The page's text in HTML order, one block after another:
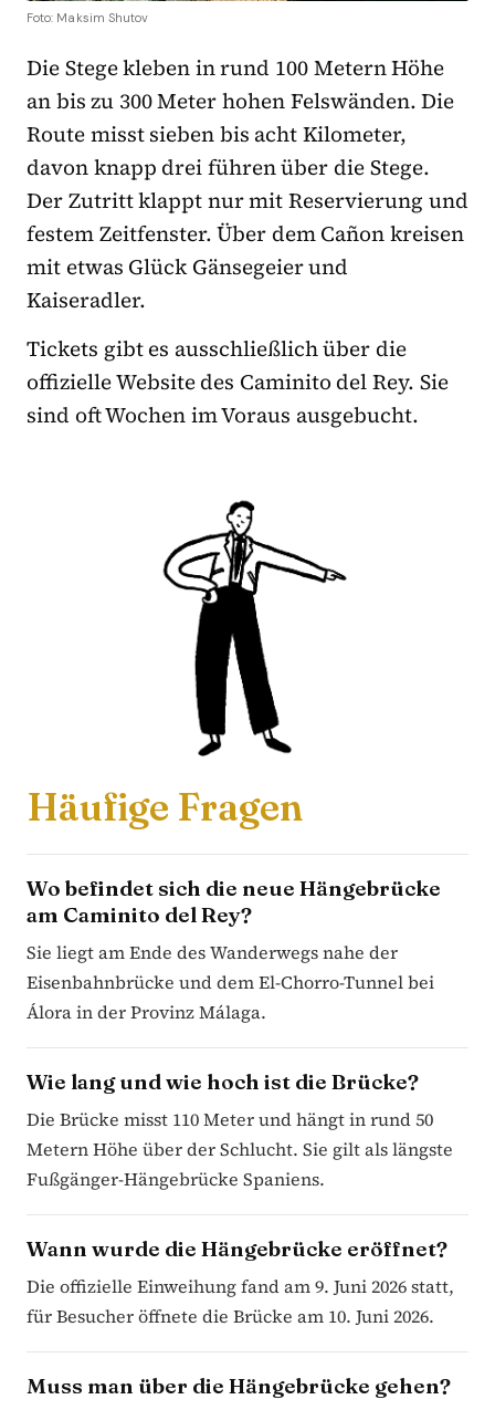
Foto: Maksim Shutov
Die Stege kleben in rund 100 Metern Höhe
an bis zu 300 Meter hohen Felswänden. Die
Route misst sieben bis acht Kilometer,
davon knapp drei führen über die Stege.
Der Zutritt klappt nur mit Reservierung und
festem Zeitfenster. Über dem Cañon kreisen
mit etwas Glück Gänsegeier und
Kaiseradler.
Tickets gibt es ausschließlich über die
offizielle Website des Caminito del Rey. Sie
sind oft Wochen im Voraus ausgebucht.
Häufige Fragen
Wo befindet sich die neue Hängebrücke
am Caminito del Rey?
Sie liegt am Ende des Wanderwegs nahe der
Eisenbahnbrücke und dem El-Chorro-Tunnel bei
Álora in der Provinz Málaga.
Wie lang und wie hoch ist die Brücke?
Die Brücke misst 110 Meter und hängt in rund 50
Metern Höhe über der Schlucht. Sie gilt als längste
Fußgänger-Hängebrücke Spaniens.
Wann wurde die Hängebrücke eröffnet?
Die offizielle Einweihung fand am 9. Juni 2026 statt,
für Besucher öffnete die Brücke am 10. Juni 2026.
Muss man über die Hängebrücke gehen?